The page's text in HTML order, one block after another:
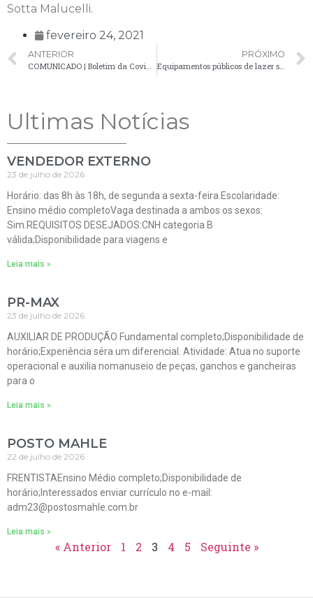
Sotta Malucelli.
fevereiro 24, 2021
ANTERIOR
COMUNICADO | Boletim da Covid-19 confirma 13 novos casos no município
PRÓXIMO
Equipamentos públicos de lazer são interditados devido a pandemia
Ultimas Notícias
VENDEDOR EXTERNO
23 de julho de 2026
Horário: das 8h às 18h, de segunda a sexta-feira.Escolaridade:
Ensino médio completoVaga destinada a ambos os sexos:
Sim.REQUISITOS DESEJADOS:CNH categoria B
válida;Disponibilidade para viagens e
Leia mais »
PR-MAX
23 de julho de 2026
AUXILIAR DE PRODUÇÃO Fundamental completo;Disponibilidade de
horário;Experiência séra um diferencial. Atividade: Atua no suporte
operacional e auxilia nomanuseio de peças, ganchos e gancheiras
para o
Leia mais »
POSTO MAHLE
22 de julho de 2026
FRENTISTAEnsino Médio completo;Disponibilidade de
horário;Interessados enviar currículo no e-mail:
adm23@postosmahle.com.br
Leia mais »
« Anterior 1 2 3 4 5 Seguinte »